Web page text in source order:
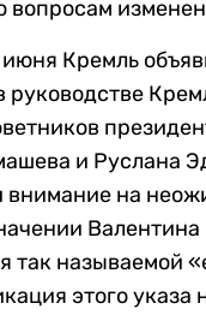
вопросам
Кремль
руководстве
и Руслана
внимание на
так называемой
этого указа